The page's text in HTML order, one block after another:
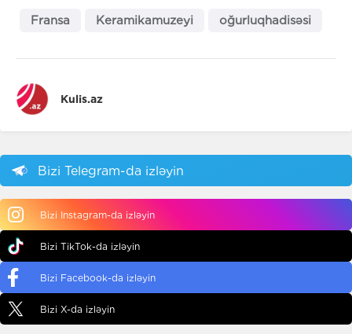
Fransa Keramikamuzeyi oğurluqhadisəsi
Kulis.az
Bizi Telegram-da izləyin
Bizi Instagram-da izləyin
Bizi TikTok-da izləyin
Bizi Facebook-da izləyin
Bizi X-da izləyin